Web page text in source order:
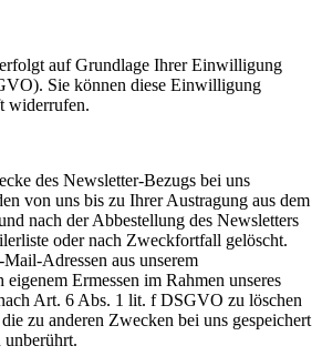
auf Grundlage Ihrer Einwilligung
Sie können diese Einwilligung
widerrufen.
des Newsletter-Bezugs bei uns
von uns bis zu Ihrer Austragung aus dem
nach der Abbestellung des Newsletters
oder nach Zweckfortfall gelöscht.
Adressen aus unserem
Ermessen im Rahmen unseres
Art. 6 Abs. 1 lit. f DSGVO zu löschen
zu anderen Zwecken bei uns gespeichert